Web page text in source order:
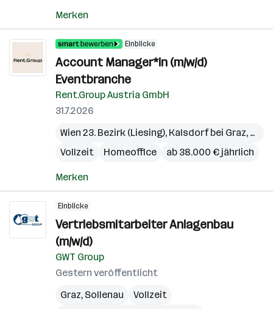
Merken
Einblicke
Account Manager*in (m/w/d)
Eventbranche
Rent.Group Austria GmbH
31.7.2026
Wien 23. Bezirk (Liesing), Kalsdorf bei Graz,
Vollzeit
Homeoffice ab 38.000 € jährlich
Merken
Einblicke
Vertriebsmitarbeiter Anlagenbau
(m/w/d)
GWT Group
Gestern veröffentlicht
Graz, Sollenau
Vollzeit